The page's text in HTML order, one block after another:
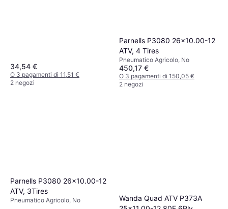
34,54 €
O 3 pagamenti di 11,51 €
2 negozi
Parnells P3080 26x10.00-12
ATV, 4 Tires
Pneumatico Agricolo, No
450,17 €
O 3 pagamenti di 150,05 €
2 negozi
Parnells P3080 26x10.00-12
ATV, 3Tires
Pneumatico Agricolo, No
Wanda Quad ATV P373A